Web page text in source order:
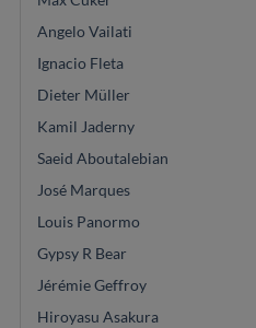
Angelo Vailati
Ignacio Fleta
Dieter Müller
Kamil Jaderny
Saeid Aboutalebian
José Marques
Louis Panormo
Gypsy R Bear
Jérémie Geffroy
Hiroyasu Asakura